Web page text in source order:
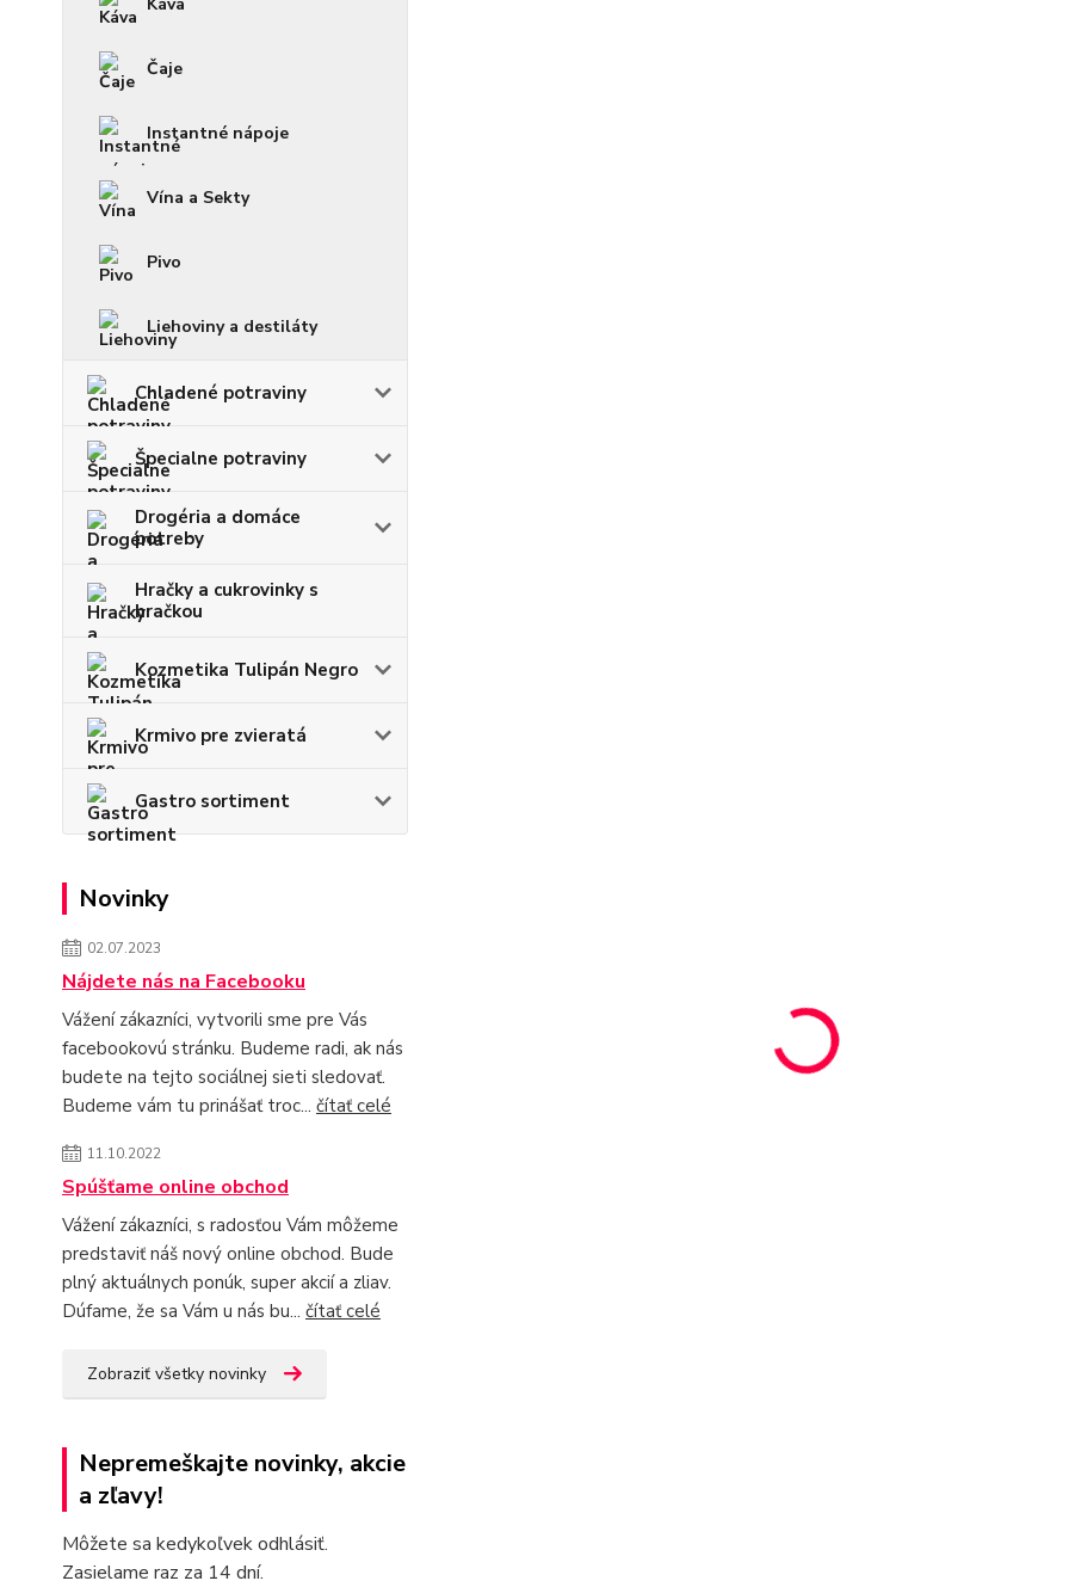
Čaje
Instantné nápoje
Vína a Sekty
Pivo
Liehoviny a destiláty
Chladené potraviny
Špecialne potraviny
Drogéria a domáce
potreby
Hračky a cukrovinky s
hračkou
Kozmetika Tulipán Negro
Krmivo pre zvieratá
Gastro sortiment
Novinky
02.07.2023
Nájdete nás na Facebooku
Vážení zákazníci, vytvorili sme pre Vás
facebookovú stránku. Budeme radi, ak nás
budete na tejto sociálnej sieti sledovať.
Budeme vám tu prinášať troc... čítať celé
11.10.2022
Spúšťame online obchod
Vážení zákazníci, s radosťou Vám môžeme
predstaviť náš nový online obchod. Bude
plný aktuálnych ponúk, super akcií a zliav.
Dúfame, že sa Vám u nás bu... čítať celé
Zobraziť všetky novinky
Nepremeškajte novinky, akcie
a zľavy!
Môžete sa kedykoľvek odhlásiť.
Zasielame raz za 14 dní.